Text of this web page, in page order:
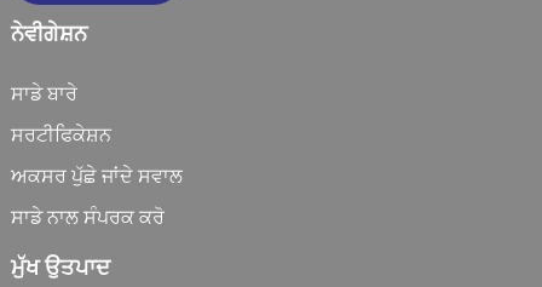
ਨੇਵੀਗੇਸ਼ਨ
ਸਾਡੇ ਬਾਰੇ
ਸਰਟੀਫਿਕੇਸ਼ਨ
ਅਕਸਰ ਪੁੱਛੇ ਜਾਂਦੇ ਸਵਾਲ
ਸਾਡੇ ਨਾਲ ਸੰਪਰਕ ਕਰੋ
ਮੁੱਖ ਉਤਪਾਦ